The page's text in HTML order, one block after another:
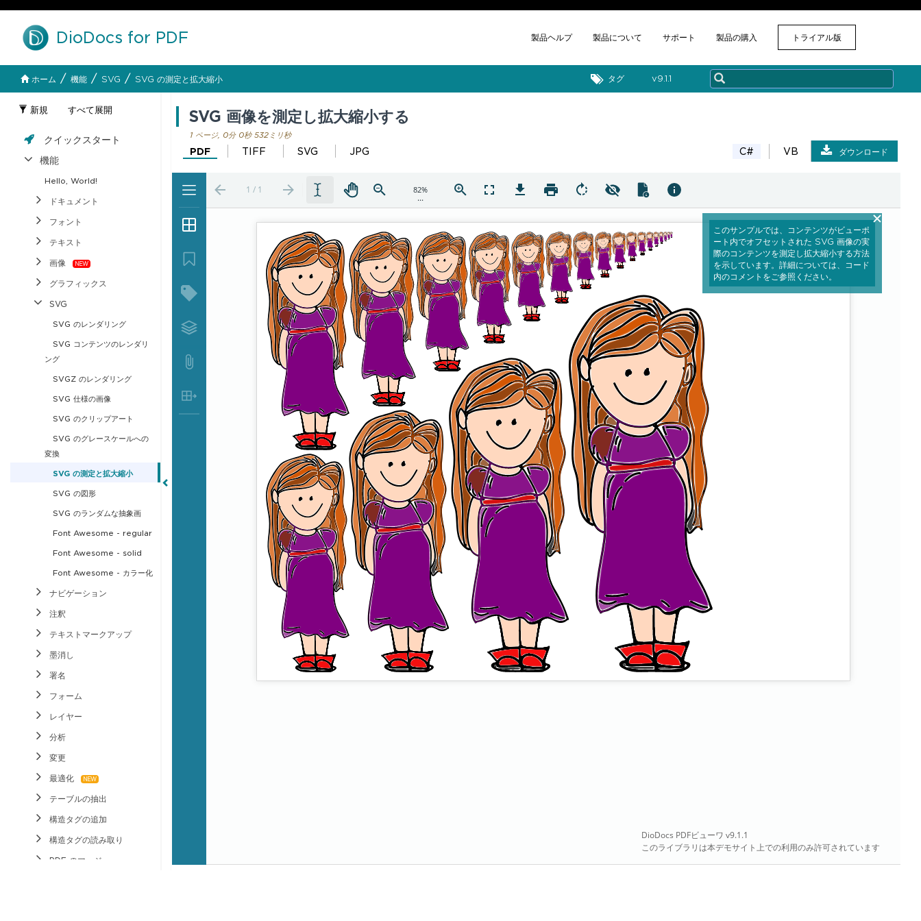
DioDocs for PDF 製品ヘルプ 製品について サポート 製品の購入 トライアル版
ホーム / 機能 / SVG / SVG の測定と拡大縮小 v​9.1.1
タグ
新規 すべて展開
クイックスタート
機能
Hello, World!
ドキュメント
フォント
テキスト
画像
グラフィックス
SVG
SVG のレンダリング
SVG コンテンツのレンダリ
ング
SVGZ のレンダリング
SVG 仕様の画像
SVG のクリップアート
SVG のグレースケールへの
変換
SVG の測定と拡大縮小
SVG の図形
SVG のランダムな抽象画
Font Awesome - regular
Font Awesome - solid
Font Awesome - カラー化
ナビゲーション
注釈
テキストマークアップ
墨消し
署名
フォーム
レイヤー
分析
変更
最適化
テーブルの抽出
構造タグの追加
構造タグの読み取り
PDF のマージ
1 ページ, 0分 0秒 532ミリ秒
SVG 画像を測定し拡大縮小する
PDF TIFF SVG JPG C# VB ダウンロード
このサンプルでは、コンテンツがビューポ
ート内でオフセットされた SVG 画像の実
際のコンテンツを測定し拡大縮小する方法
を示しています。詳細については、コード
内のコメントをご参照ください。